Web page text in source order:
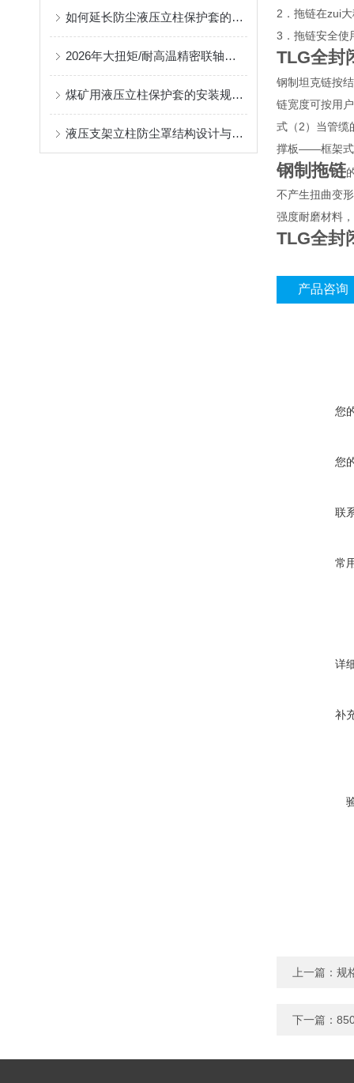
如何延长防尘液压立柱保护套的使用寿命？
2026年大扭矩/耐高温精密联轴器定制找哪家？能实现精准定制的优质厂家盘点
煤矿用液压立柱保护套的安装规范与使用寿命提升方案
液压支架立柱防尘罩结构设计与密封防护原理
2．拖链在zui
3．拖链安全使
TLG全封
钢制坦克链按
链宽度可按用
式（2）当管缆
撑板——框架
钢制拖链
不产生扭曲变
强度耐磨材料
TLG全封
产品咨询
您
您
联
常
详
补
上一篇： 规
下一篇：